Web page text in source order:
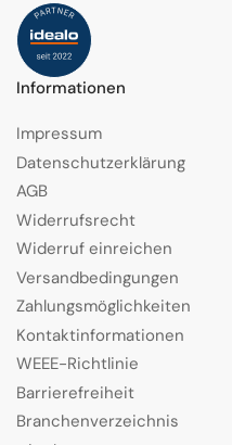
Informationen
Impressum
Datenschutzerklärung
AGB
Widerrufsrecht
Widerruf einreichen
Versandbedingungen
Zahlungsmöglichkeiten
Kontaktinformationen
WEEE-Richtlinie
Barrierefreiheit
Branchenverzeichnis